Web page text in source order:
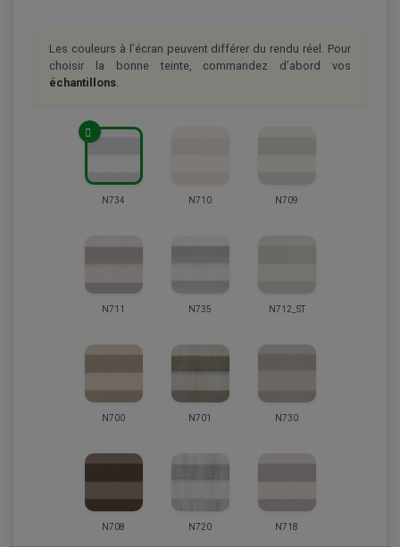
Les couleurs à l’écran peuvent différer du rendu réel. Pour
choisir la bonne teinte, commandez d’abord vos
échantillons.
N734 N710 N709
N711 N735 N712_ST
N700 N701 N730
N708 N720 N718